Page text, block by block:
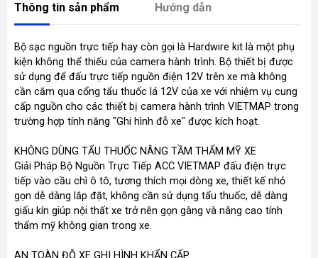
Thông tin sản phẩm Hướng dẫn
Bộ sạc nguồn trực tiếp hay còn gọi là Hardwire kit là một phụ
kiện không thể thiếu của camera hành trình. Bộ thiết bị được
sử dụng để đấu trực tiếp nguồn điện 12V trên xe mà không
cần cắm qua cổng tẩu thuốc lá 12V của xe với nhiệm vụ cung
cấp nguồn cho các thiết bị camera hành trình VIETMAP trong
trường hợp tính năng "Ghi hình đỗ xe" được kích hoạt.
KHÔNG DÙNG TẨU THUỐC NÂNG TẦM THẨM MỸ XE
Giải Pháp Bộ Nguồn Trực Tiếp ACC VIETMAP đấu điện trực
tiếp vào cầu chì ô tô, tương thích mọi dòng xe, thiết kế nhỏ
gọn dễ dàng lắp đặt, không cần sử dụng tẩu thuốc, dễ dàng
giấu kín giúp nội thất xe trở nên gọn gàng và nâng cao tính
thẩm mỹ không gian trong xe.
AN TOÀN ĐỖ XE GHI HÌNH KHẨN CẤP